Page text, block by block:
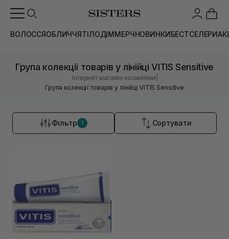
ВОЛОССЯОБЛИЧЧЯТІЛОДІММЕРЧНОВИНКИБЕСТСЕЛЕРИ
Група колекції товарів у лінійці VITIS Sensitive
Інтернет магазин косметики
Група колекції товарів у лінійці VITIS Sensitive
Фільтр 1 Сортувати